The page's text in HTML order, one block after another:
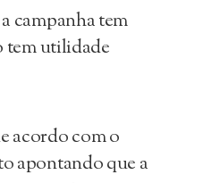
campanha tem
tem utilidade
acordo com o
apontando que a